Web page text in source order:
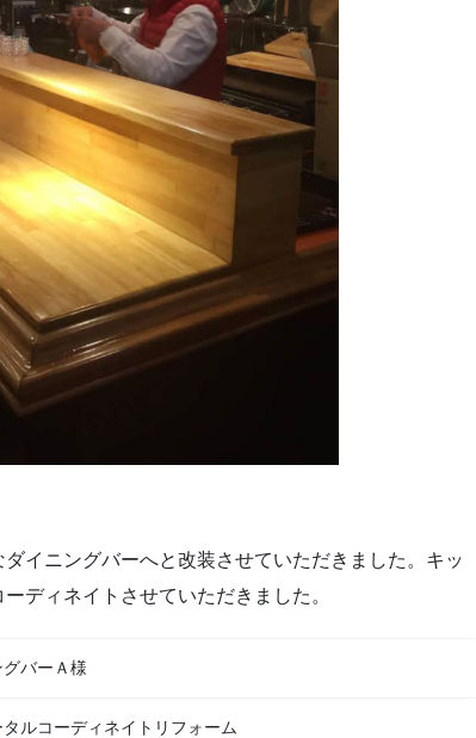
イニングバーへと改装させていただきました。キッ
ディネイトさせていただきました。
バーＡ様
ルコーディネイトリフォーム